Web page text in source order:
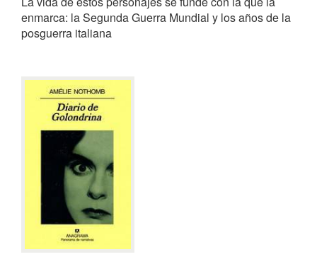
enmarca: la Segunda Guerra Mundial y los años de la
posguerra italiana